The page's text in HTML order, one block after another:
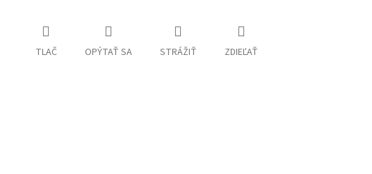
TLAČ OPÝTAŤ SA STRÁŽIŤ ZDIEĽAŤ